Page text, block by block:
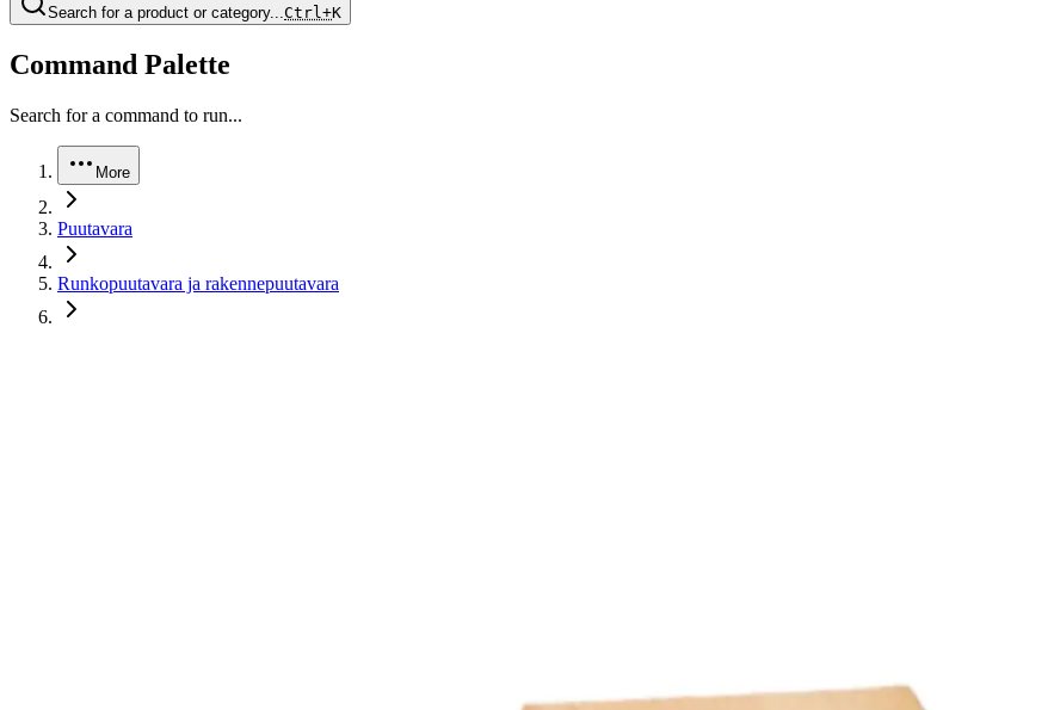
Search for a product or category... Ctrl+K
Command Palette
Search for a command to run...
More
Puutavara
Runkopuutavara ja rakennepuutavara